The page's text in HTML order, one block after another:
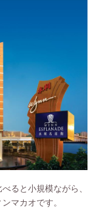
ると小規模ながら、
マカオです。